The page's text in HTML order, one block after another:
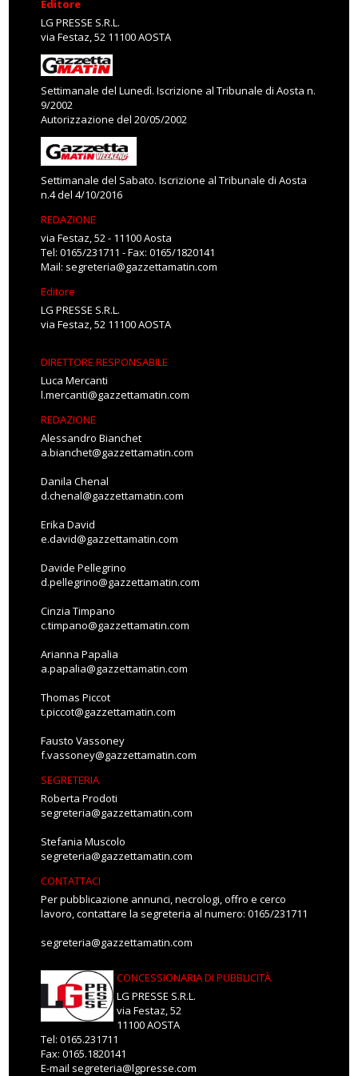
Editore
LG PRESSE S.R.L.
via Festaz, 52 11100 AOSTA
Settimanale del Lunedì. Iscrizione al Tribunale di Aosta n.
9/2002
Autorizzazione del 20/05/2002
Settimanale del Sabato. Iscrizione al Tribunale di Aosta
n.4 del 4/10/2016
REDAZIONE
via Festaz, 52 - 11100 Aosta
Tel: 0165/231711 - Fax: 0165/1820141
Mail: segreteria@gazzettamatin.com
Editore
LG PRESSE S.R.L.
via Festaz, 52 11100 AOSTA
DIRETTORE RESPONSABILE
Luca Mercanti
l.mercanti@gazzettamatin.com
REDAZIONE
Alessandro Bianchet
a.bianchet@gazzettamatin.com
Danila Chenal
d.chenal@gazzettamatin.com
Erika David
e.david@gazzettamatin.com
Davide Pellegrino
d.pellegrino@gazzettamatin.com
Cinzia Timpano
c.timpano@gazzettamatin.com
Arianna Papalia
a.papalia@gazzettamatin.com
Thomas Piccot
t.piccot@gazzettamatin.com
Fausto Vassoney
f.vassoney@gazzettamatin.com
SEGRETERIA
Roberta Prodoti
segreteria@gazzettamatin.com
Stefania Muscolo
segreteria@gazzettamatin.com
CONTATTACI
Per pubblicazione annunci, necrologi, offro e cerco
lavoro, contattare la segreteria al numero: 0165/231711
segreteria@gazzettamatin.com
CONCESSIONARIA DI PUBBLICITÀ
LG PRESSE S.R.L.
via Festaz, 52
11100 AOSTA
Tel: 0165.231711
Fax: 0165.1820141
E-mail segreteria@lgpresse.com